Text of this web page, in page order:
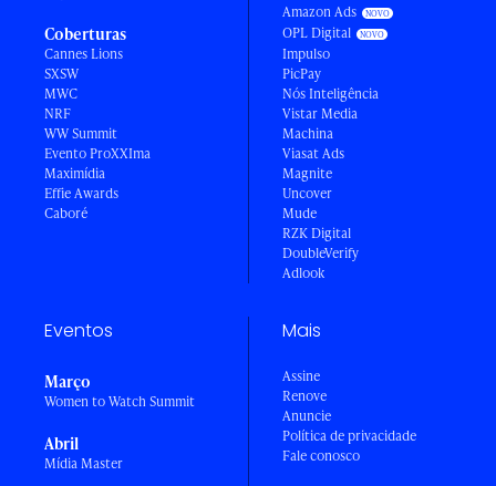
Coberturas
Cannes Lions
SXSW
MWC
NRF
WW Summit
Evento ProXXIma
Maximídia
Effie Awards
Caboré
Amazon Ads
OPL Digital
Impulso
PicPay
Nós Inteligência
Vistar Media
Machina
Viasat Ads
Magnite
Uncover
Mude
RZK Digital
DoubleVerify
Adlook
Eventos
Março
Women to Watch Summit
Abril
Mídia Master
Mais
Assine
Renove
Anuncie
Política de privacidade
Fale conosco